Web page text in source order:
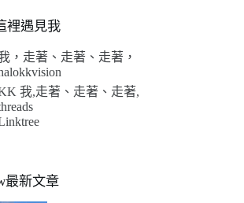
裡遇見我
，走著、走著、走著，
我,走著、走著、走著,
最新文章